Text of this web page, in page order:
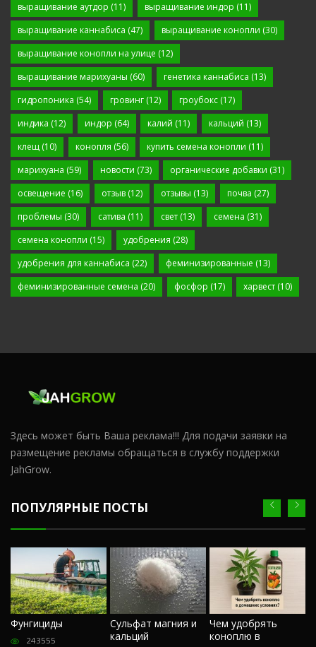
выращивание аутдор (11) выращивание индор (11)
выращивание каннабиса (47) выращивание конопли (30)
выращивание конопли на улице (12)
выращивание марихуаны (60) генетика каннабиса (13)
гидропоника (54) гровинг(12) гроубокс (17)
индика (12) индор (64) калий (11) кальций (13)
клещ (10) конопля (56) купить семена конопли (11)
марихуана (59) новости (73) органические добавки (31)
освещение (16) отзыв(12) отзывы (13) почва (27)
проблемы (30) сатива (11) свет (13) семена (31)
семена конопли (15) удобрения (28)
удобрения для каннабиса (22) феминизированные (13)
феминизированные семена (20) фосфор (17) харвест (10)
Здесь может быть Ваша реклама!!! Для подачи заявки на
размещение рекламы обращаться в службу поддержки
JahGrow.
ПОПУЛЯРНЫЕ ПОСТЫ
Фунгициды
243555
Сульфат магния и
кальций
Чем удобрять
коноплю в